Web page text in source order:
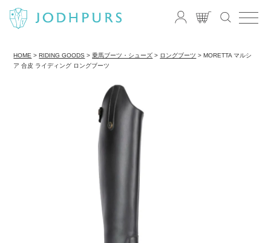
HOME RIDING GOODS 乗馬ブーツ・シューズ ロングブーツ
MORETTA マルシ
ア 合皮 ライディング ロングブーツ